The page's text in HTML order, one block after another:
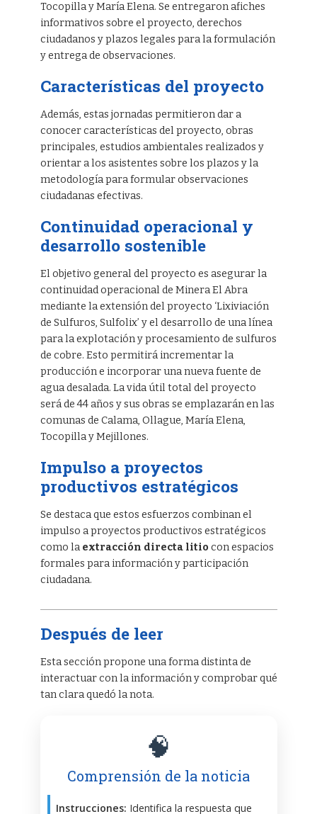
Tocopilla y María Elena. Se entregaron afiches
informativos sobre el proyecto, derechos
ciudadanos y plazos legales para la formulación
y entrega de observaciones.
Características del proyecto
Además, estas jornadas permitieron dar a
conocer características del proyecto, obras
principales, estudios ambientales realizados y
orientar a los asistentes sobre los plazos y la
metodología para formular observaciones
ciudadanas efectivas.
Continuidad operacional y
desarrollo sostenible
El objetivo general del proyecto es asegurar la
continuidad operacional de Minera El Abra
mediante la extensión del proyecto ‘Lixiviación
de Sulfuros, Sulfolix’ y el desarrollo de una línea
para la explotación y procesamiento de sulfuros
de cobre. Esto permitirá incrementar la
producción e incorporar una nueva fuente de
agua desalada. La vida útil total del proyecto
será de 44 años y sus obras se emplazarán en las
comunas de Calama, Ollague, María Elena,
Tocopilla y Mejillones.
Impulso a proyectos
productivos estratégicos
Se destaca que estos esfuerzos combinan el
impulso a proyectos productivos estratégicos
como la extracción directa litio con espacios
formales para información y participación
ciudadana.
Después de leer
Esta sección propone una forma distinta de
interactuar con la información y comprobar qué
tan clara quedó la nota.
🧠
Comprensión de la noticia
Instrucciones: Identifica la respuesta que